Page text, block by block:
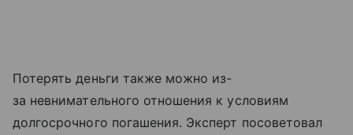
Потерять деньги также можно из-
за невнимательного отношения к условиям
долгосрочного погашения. Эксперт посоветовал